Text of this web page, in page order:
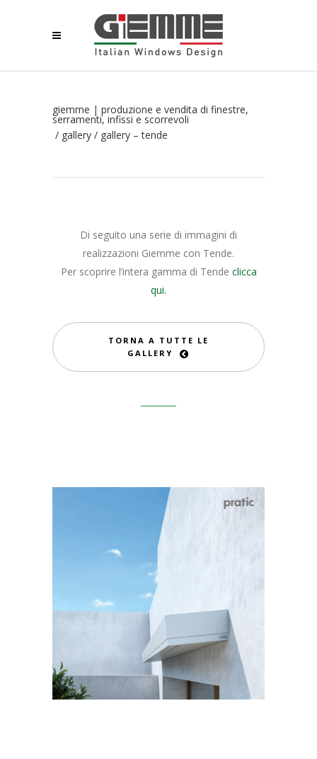
giemme | produzione e vendita di finestre,
serramenti, infissi e scorrevoli
/ gallery / gallery – tende
Di seguito una serie di immagini di
realizzazioni Giemme con Tende.
Per scoprire l’intera gamma di Tende clicca
qui.
TORNA A TUTTE LE
GALLERY